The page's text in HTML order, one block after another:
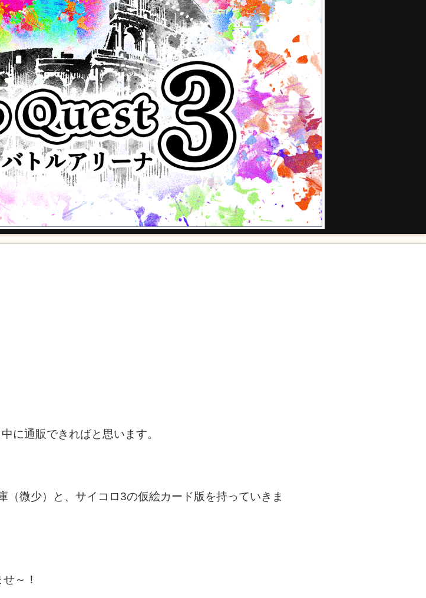
に通販できればと思います。
微少）と、サイコロ3の仮絵カード版を持っていきま
～！